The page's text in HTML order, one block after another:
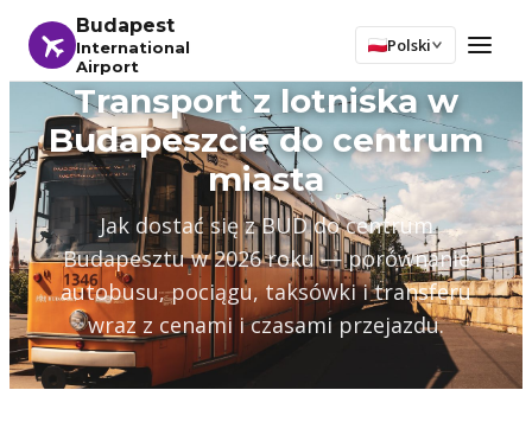
Budapest
International
Airport
Polski
Transport z lotniska w
Budapeszcie do centrum
miasta
Jak dostać się z BUD do centrum
Budapesztu w 2026 roku — porównanie
autobusu, pociągu, taksówki i transferu
wraz z cenami i czasami przejazdu.